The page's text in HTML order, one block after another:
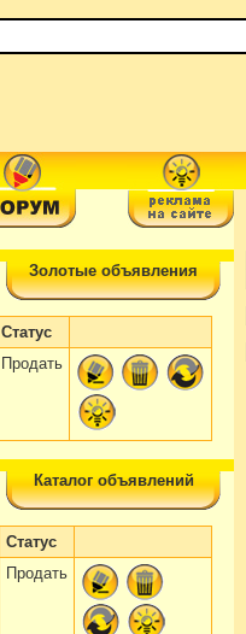
Золотые объявления
Статус
Продать
Каталог объявлений
Статус
Продать